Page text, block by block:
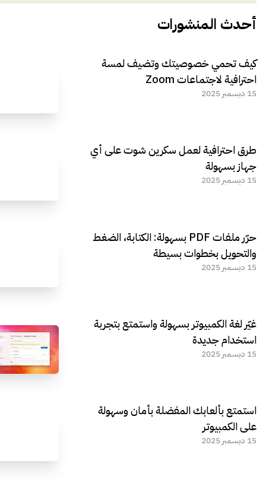
أحدث المنشورات
كيف تحمي خصوصيتك وتضيف لمسة
احترافية لاجتماعات Zoom
15 ديسمبر 2025
طرق احترافية لعمل سكرين شوت على أي
جهاز بسهولة
15 ديسمبر 2025
حرّر ملفات PDF بسهولة: الكتابة، الضغط
والتحويل بخطوات بسيطة
15 ديسمبر 2025
غيّر لغة الكمبيوتر بسهولة واستمتع بتجربة
استخدام جديدة
15 ديسمبر 2025
استمتع بألعابك المفضلة بأمان وسهولة
على الكمبيوتر
15 ديسمبر 2025